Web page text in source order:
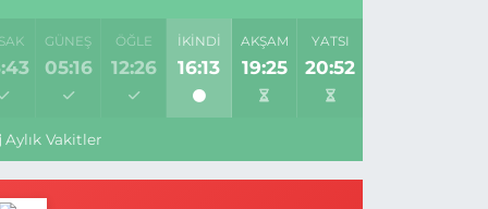
GÜNEŞ
05:16
ÖĞLE
12:26
İKINDI
16:13
AKŞAM
19:25
YATSI
20:52
Aylık Vakitler